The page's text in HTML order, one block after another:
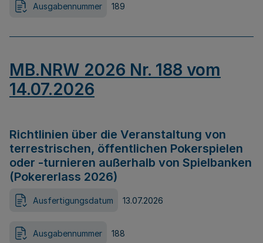
Ausgabennummer 189
MB.NRW 2026 Nr. 188 vom
14.07.2026
Richtlinien über die Veranstaltung von
terrestrischen, öffentlichen Pokerspielen
oder -turnieren außerhalb von Spielbanken
(Pokererlass 2026)
Ausfertigungsdatum 13.07.2026
Ausgabennummer 188